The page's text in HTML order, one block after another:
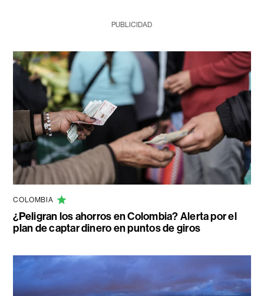
PUBLICIDAD
COLOMBIA
¿Peligran los ahorros en Colombia? Alerta por el
plan de captar dinero en puntos de giros